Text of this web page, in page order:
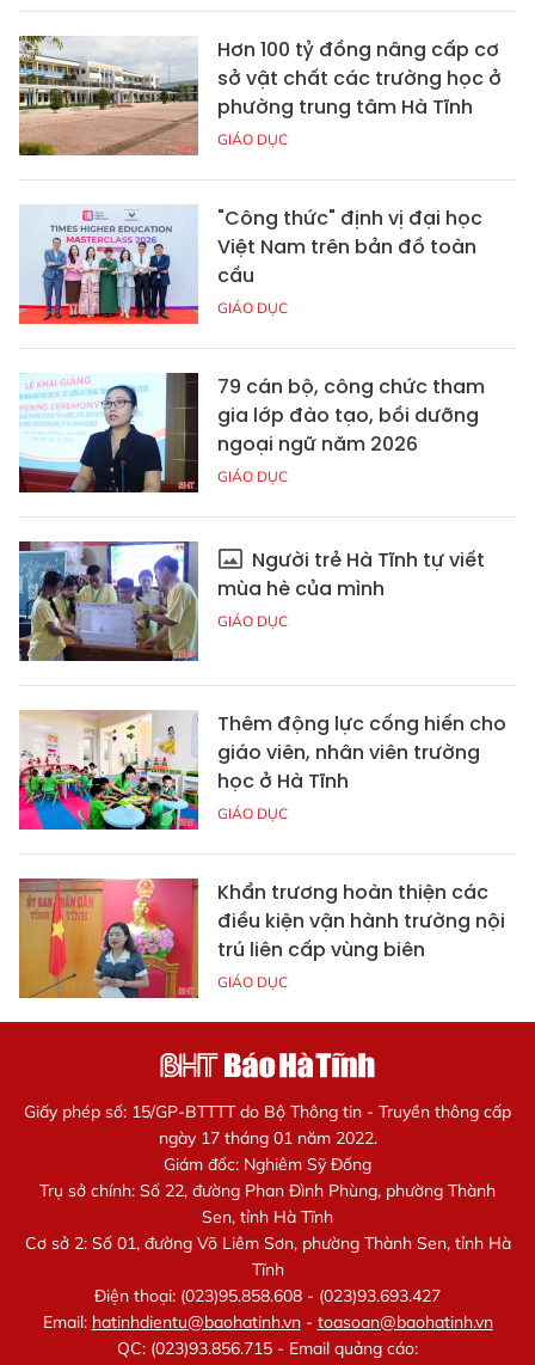
Hơn 100 tỷ đồng nâng cấp cơ
sở vật chất các trường học ở
phường trung tâm Hà Tĩnh
GIÁO DỤC
"Công thức" định vị đại học
Việt Nam trên bản đồ toàn
cầu
GIÁO DỤC
79 cán bộ, công chức tham
gia lớp đào tạo, bồi dưỡng
ngoại ngữ năm 2026
GIÁO DỤC
Người trẻ Hà Tĩnh tự viết
mùa hè của mình
GIÁO DỤC
Thêm động lực cống hiến cho
giáo viên, nhân viên trường
học ở Hà Tĩnh
GIÁO DỤC
Khẩn trương hoàn thiện các
điều kiện vận hành trường nội
trú liên cấp vùng biên
GIÁO DỤC
Giấy phép số: 15/GP-BTTTT do Bộ Thông tin - Truyền thông cấp
ngày 17 tháng 01 năm 2022.
Giám đốc: Nghiêm Sỹ Đống
Trụ sở chính: Số 22, đường Phan Đình Phùng, phường Thành
Sen, tỉnh Hà Tĩnh
Cơ sở 2: Số 01, đường Võ Liêm Sơn, phường Thành Sen, tỉnh Hà
Tĩnh
Điện thoại: (023)95.858.608 - (023)93.693.427
Email: hatinhdientu@baohatinh.vn- toasoan@baohatinh.vn
QC: (023)93.856.715 - Email quảng cáo: